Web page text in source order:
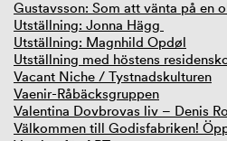
Gustavsson: Som att vänta på en
Utställning: Jonna Hägg
Utställning: Magnhild Opdøl
Utställning med höstens
Vacant Niche / Tystnadskulturen
Vaenir-Råbäcksgruppen
Valentina Dovbrovas liv – Denis
Välkommen till Godisfabriken!